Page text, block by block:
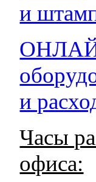
и
и
Часы
офиса: